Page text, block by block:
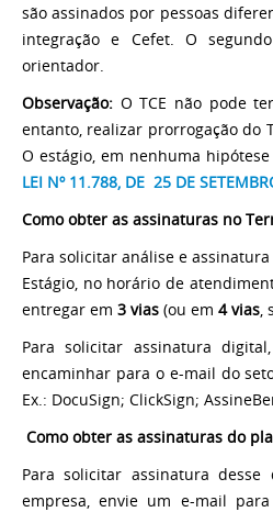
são assinados por pessoas
integração e Cefet. O
orientador.
Observação: O TCE não pode
entanto, realizar prorrogação do
O estágio, em nenhuma
LEI Nº 11.788, DE 25 DE
Como obter as assinaturas no
Para solicitar análise e
Estágio, no horário de
entregar em 3 vias (ou em 4 vias,
Para solicitar assinatura
encaminhar para o e-mail do
Ex.: DocuSign; ClickSign;
Como obter as assinaturas do
Para solicitar assinatura
empresa, envie um e-mail